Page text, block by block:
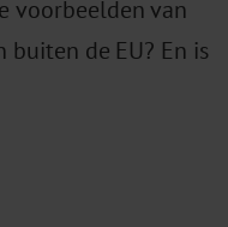
voorbeelden van
de EU? En is